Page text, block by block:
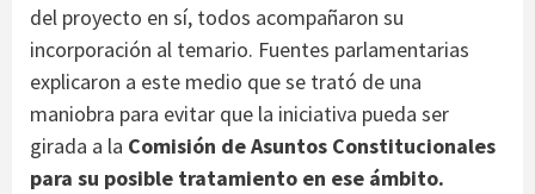
del proyecto en sí, todos acompañaron su
incorporación al temario. Fuentes parlamentarias
explicaron a este medio que se trató de una
maniobra para evitar que la iniciativa pueda ser
girada a la Comisión de Asuntos Constitucionales
para su posible tratamiento en ese ámbito.